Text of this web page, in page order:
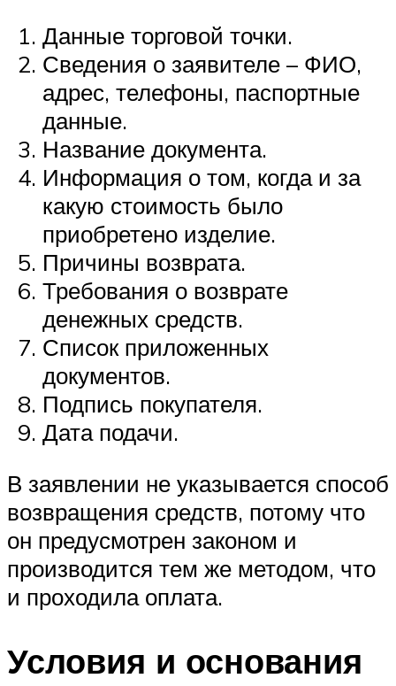
Данные торговой точки.
Сведения о заявителе – ФИО,
адрес, телефоны, паспортные
данные.
Название документа.
Информация о том, когда и за
какую стоимость было
приобретено изделие.
Причины возврата.
Требования о возврате
денежных средств.
Список приложенных
документов.
Подпись покупателя.
Дата подачи.
В заявлении не указывается способ
возвращения средств, потому что
он предусмотрен законом и
производится тем же методом, что
и проходила оплата.
Условия и основания